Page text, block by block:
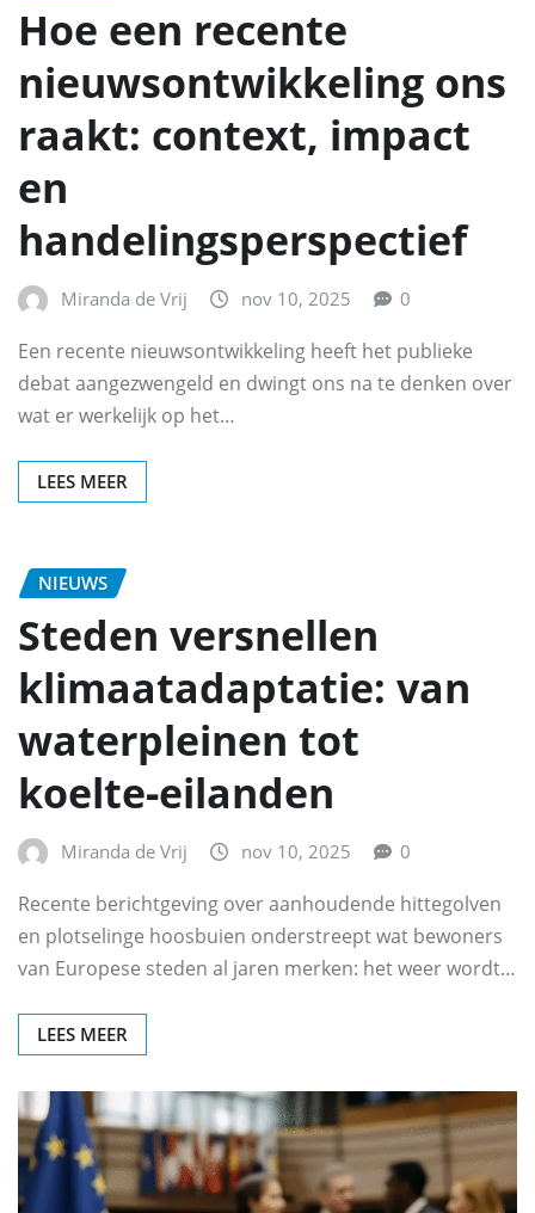
Hoe een recente
nieuwsontwikkeling ons
raakt: context, impact
en
handelingsperspectief
Miranda de Vrij nov 10, 2025 0
Een recente nieuwsontwikkeling heeft het publieke
debat aangezwengeld en dwingt ons na te denken over
wat er werkelijk op het…
LEES MEER
NIEUWS
Steden versnellen
klimaatadaptatie: van
waterpleinen tot
koelte‑eilanden
Miranda de Vrij nov 10, 2025 0
Recente berichtgeving over aanhoudende hittegolven
en plotselinge hoosbuien onderstreept wat bewoners
van Europese steden al jaren merken: het weer wordt…
LEES MEER